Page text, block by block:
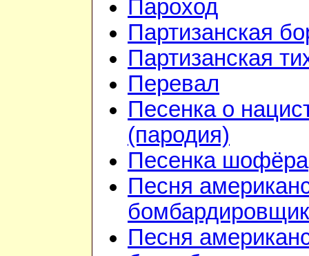
Пароход
Партизанская
Партизанская
Перевал
Песенка о
(пародия)
Песенка шофёра
Песня
Песня